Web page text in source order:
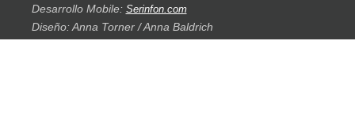
Desarrollo Mobile: Serinfon.com
Diseño: Anna Torner / Anna Baldrich